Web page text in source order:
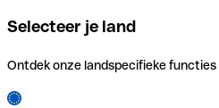
Selecteer je land
Ontdek onze landspecifieke